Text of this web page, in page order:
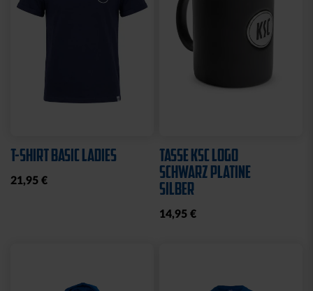
T-SHIRT BASIC LADIES
21,95 €
TASSE KSC LOGO
SCHWARZ PLATINE
SILBER
14,95 €